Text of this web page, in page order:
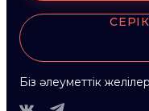
Біз әлеуметтік